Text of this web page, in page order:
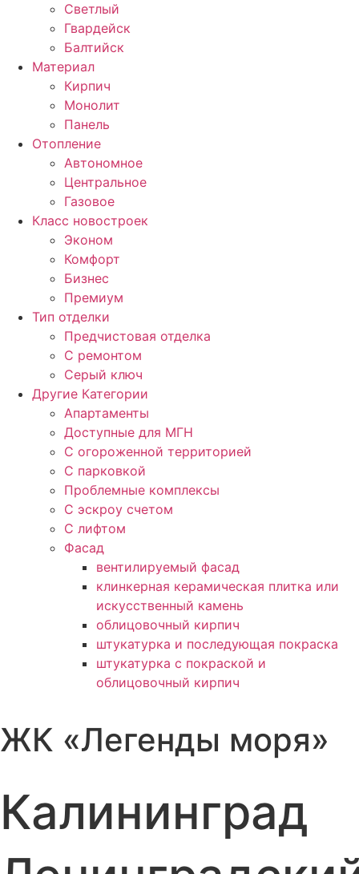
Светлый
Гвардейск
Балтийск
Материал
Кирпич
Монолит
Панель
Отопление
Автономное
Центральное
Газовое
Класс новостроек
Эконом
Комфорт
Бизнес
Премиум
Тип отделки
Предчистовая отделка
С ремонтом
Серый ключ
Другие Категории
Апартаменты
Доступные для МГН
С огороженной территорией
С парковкой
Проблемные комплексы
С эскроу счетом
С лифтом
Фасад
вентилируемый фасад
клинкерная керамическая плитка или
искусственный камень
облицовочный кирпич
штукатурка и последующая покраска
штукатурка с покраской и
облицовочный кирпич
ЖК «Легенды моря»
Калининград